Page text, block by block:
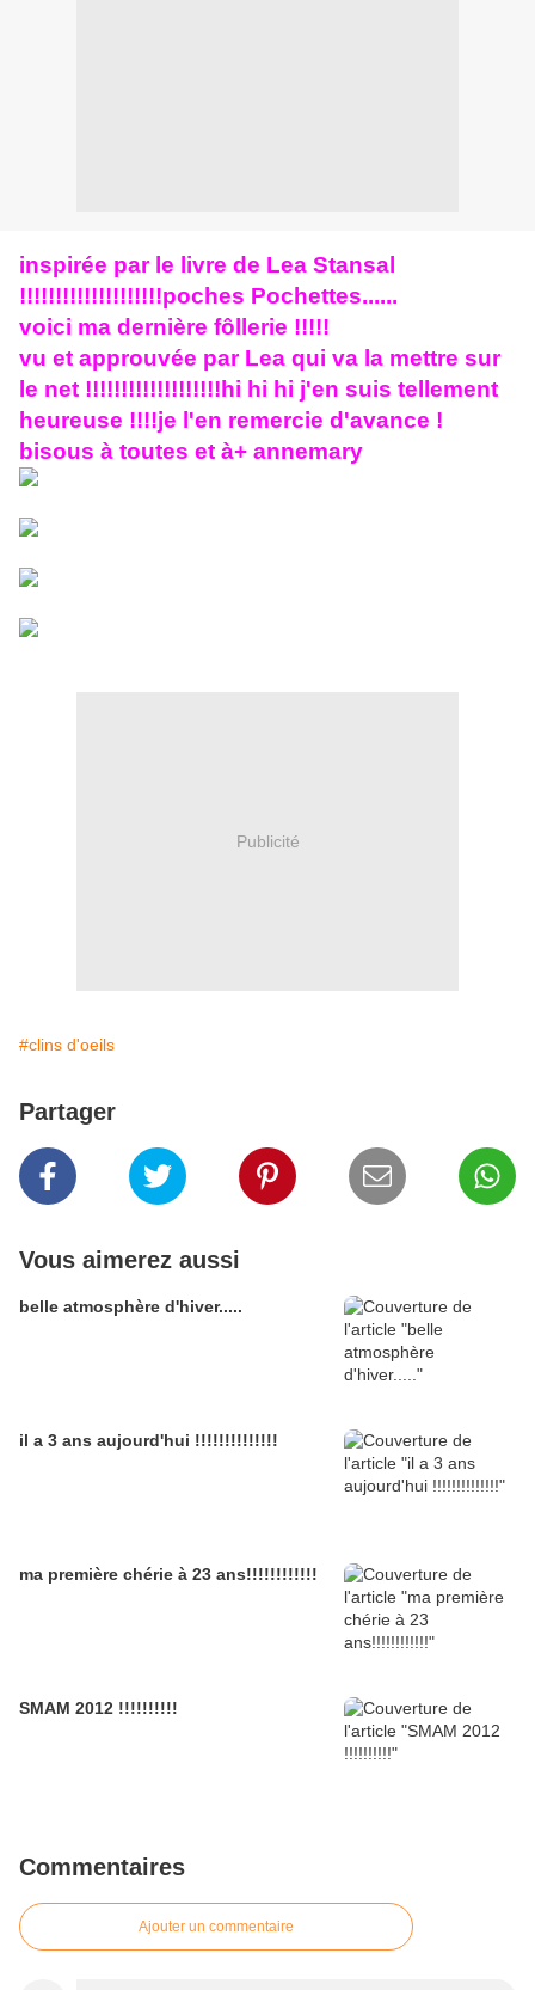
inspirée par le livre de Lea Stansal
!!!!!!!!!!!!!!!!!!!!poches Pochettes......
voici ma dernière fôllerie !!!!!
vu et approuvée par Lea qui va la mettre sur
le net !!!!!!!!!!!!!!!!!!!hi hi hi j'en suis tellement
heureuse !!!!je l'en remercie d'avance !
bisous à toutes et à+ annemary
Publicité
#clins d'oeils
Partager
Vous aimerez aussi
belle atmosphère d'hiver.....
il a 3 ans aujourd'hui !!!!!!!!!!!!!!
ma première chérie à 23 ans!!!!!!!!!!!!
SMAM 2012 !!!!!!!!!!
Commentaires
Ajouter un commentaire